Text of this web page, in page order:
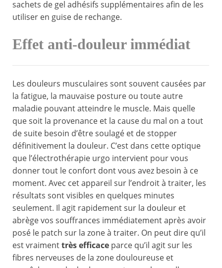
sachets de gel adhésifs supplémentaires afin de les
utiliser en guise de rechange.
Effet anti-douleur immédiat
Les douleurs musculaires sont souvent causées par
la fatigue, la mauvaise posture ou toute autre
maladie pouvant atteindre le muscle. Mais quelle
que soit la provenance et la cause du mal on a tout
de suite besoin d’être soulagé et de stopper
définitivement la douleur. C’est dans cette optique
que l’électrothérapie urgo intervient pour vous
donner tout le confort dont vous avez besoin à ce
moment. Avec cet appareil sur l’endroit à traiter, les
résultats sont visibles en quelques minutes
seulement. Il agit rapidement sur la douleur et
abrège vos souffrances immédiatement après avoir
posé le patch sur la zone à traiter. On peut dire qu’il
est vraimenttrès efficace parce qu’il agit sur les
fibres nerveuses de la zone douloureuse et